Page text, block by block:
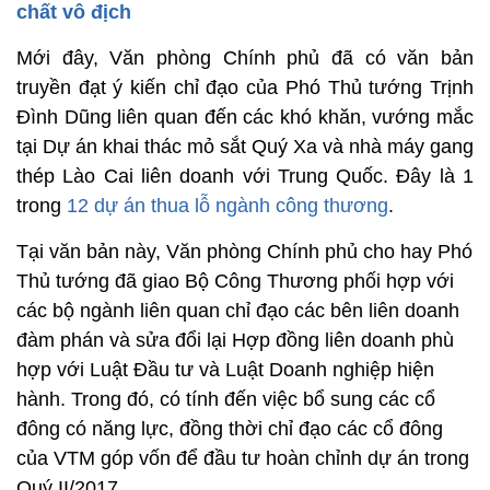
chất vô địch
Mới đây, Văn phòng Chính phủ đã có văn bản
truyền đạt ý kiến chỉ đạo của Phó Thủ tướng Trịnh
Đình Dũng liên quan đến các khó khăn, vướng mắc
tại Dự án khai thác mỏ sắt Quý Xa và nhà máy gang
thép Lào Cai liên doanh với Trung Quốc. Đây là 1
trong 12 dự án thua lỗ ngành công thương.
Tại văn bản này, Văn phòng Chính phủ cho hay Phó
Thủ tướng đã giao Bộ Công Thương phối hợp với
các bộ ngành liên quan chỉ đạo các bên liên doanh
đàm phán và sửa đổi lại Hợp đồng liên doanh phù
hợp với Luật Đầu tư và Luật Doanh nghiệp hiện
hành. Trong đó, có tính đến việc bổ sung các cổ
đông có năng lực, đồng thời chỉ đạo các cổ đông
của VTM góp vốn để đầu tư hoàn chỉnh dự án trong